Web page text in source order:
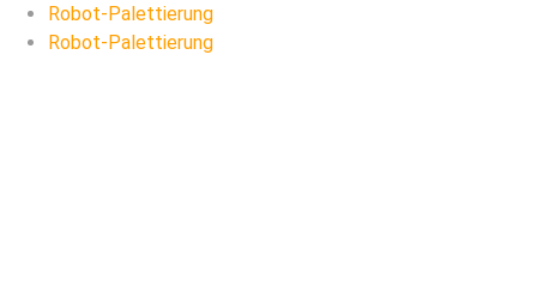
Robot-Palettierung
Robot-Palettierung